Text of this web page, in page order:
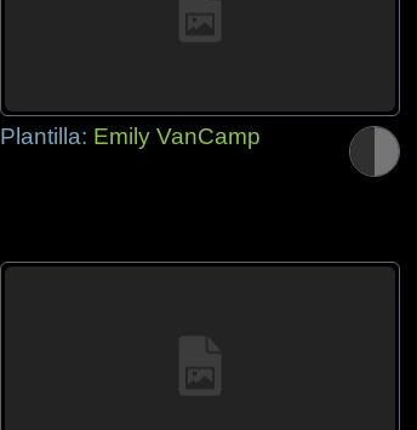
Plantilla: Emily VanCamp